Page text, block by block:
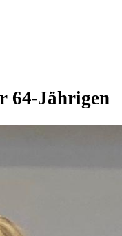
64-Jährigen